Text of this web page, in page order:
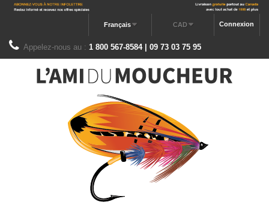
Connexion
CAD
Français
Appelez-nous au : 1 800 567-8584 | 09 73 03 75 95